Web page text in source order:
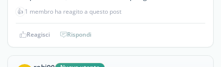
👍 1 membro ha reagito a questo post
Reagisci Rispondi